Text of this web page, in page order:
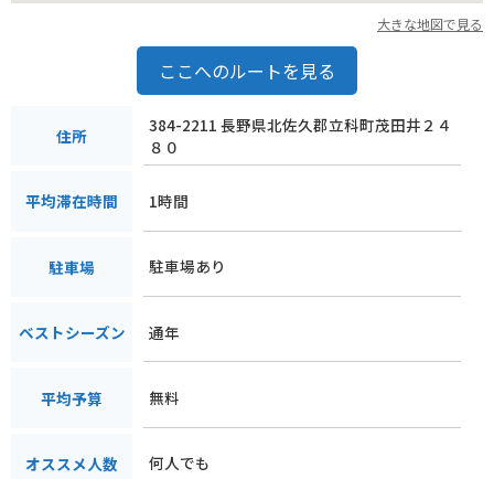
大きな地図で見る
ここへのルートを見る
住所
384-2211 長野県北佐久郡立科町茂田井２４
８０
平均滞在時間 1時間
駐車場 駐車場あり
ベストシーズン 通年
平均予算 無料
オススメ人数 何人でも